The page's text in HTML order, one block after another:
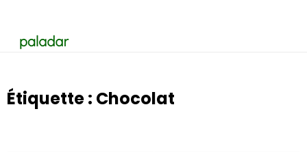
Étiquette : Chocolat